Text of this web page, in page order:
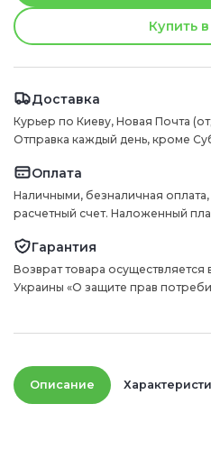
Купить
Доставка
Курьер по Киеву, Новая Почта
Отправка каждый день, кроме
Оплата
Наличными, безналичная
расчетный счет. Наложенный
Гарантия
Возврат товара осуществляется
Украины «О защите прав
Описание